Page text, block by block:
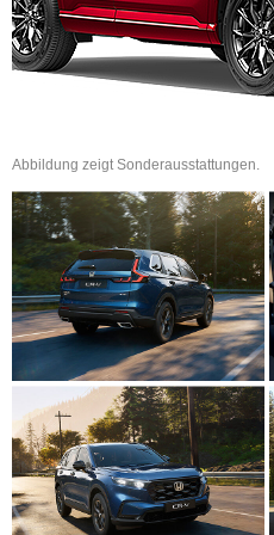
Abbildung zeigt Sonderausstattungen.